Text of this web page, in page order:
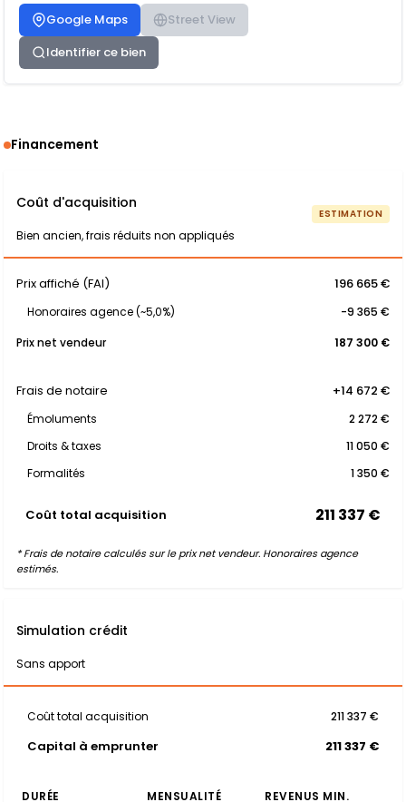
Google Maps
Street View
Identifier ce bien
Financement
Coût d'acquisition
Bien ancien, frais réduits non appliqués
ESTIMATION
Prix affiché (FAI) 196 665 €
Honoraires agence (~5,0%)
-9 365 €
Prix net vendeur
187 300 €
Frais de notaire +14 672 €
Émoluments
2 272 €
Droits & taxes
11 050 €
Formalités
1 350 €
Coût total acquisition 211 337 €
* Frais de notaire calculés sur le prix net vendeur. Honoraires agence
estimés.
Simulation crédit
Sans apport
Coût total acquisition 211 337 €
Capital à emprunter 211 337 €
DURÉE MENSUALITÉ REVENUS MIN.